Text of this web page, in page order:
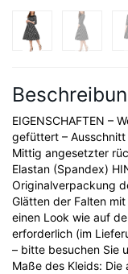
EIGENSCHAFTEN –
gefüttert –
Mittig angesetzter
Elastan (Spandex)
Originalverpackung
Glätten der Falten
einen Look wie auf
erforderlich (im
– bitte besuchen Sie
Maße des Kleids: